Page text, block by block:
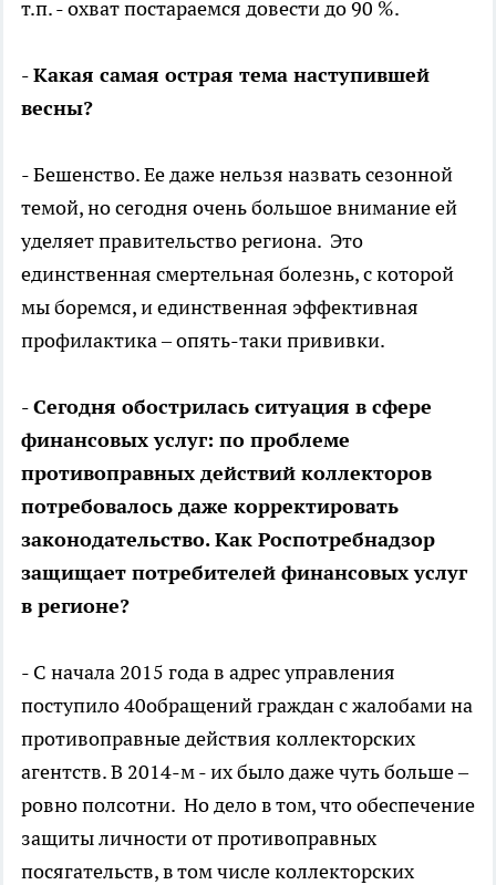
т.п. - охват постараемся довести до 90 %.
- Какая самая острая тема наступившей
весны?
- Бешенство. Ее даже нельзя назвать сезонной
темой, но сегодня очень большое внимание ей
уделяет правительство региона. Это
единственная смертельная болезнь, с которой
мы боремся, и единственная эффективная
профилактика – опять-таки прививки.
- Сегодня обострилась ситуация в сфере
финансовых услуг: по проблеме
противоправных действий коллекторов
потребовалось даже корректировать
законодательство. Как Роспотребнадзор
защищает потребителей финансовых услуг
в регионе?
- С начала 2015 года в адрес управления
поступило 40обращений граждан с жалобами на
противоправные действия коллекторских
агентств. В 2014-м - их было даже чуть больше –
ровно полсотни. Но дело в том, что обеспечение
защиты личности от противоправных
посягательств, в том числе коллекторских